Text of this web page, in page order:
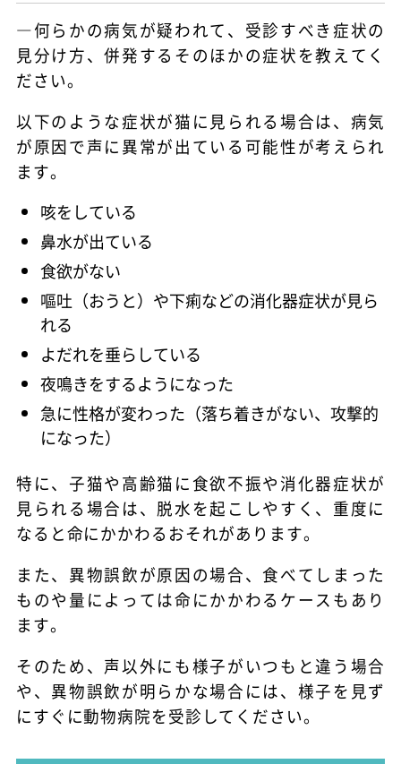
―何らかの病気が疑われて、受診すべき症状の
見分け方、併発するそのほかの症状を教えてく
ださい。
以下のような症状が猫に見られる場合は、病気
が原因で声に異常が出ている可能性が考えられ
ます。
咳をしている
鼻水が出ている
食欲がない
嘔吐（おうと）や下痢などの消化器症状が見ら
れる
よだれを垂らしている
夜鳴きをするようになった
急に性格が変わった（落ち着きがない、攻撃的
になった）
特に、子猫や高齢猫に食欲不振や消化器症状が
見られる場合は、脱水を起こしやすく、重度に
なると命にかかわるおそれがあります。
また、異物誤飲が原因の場合、食べてしまった
ものや量によっては命にかかわるケースもあり
ます。
そのため、声以外にも様子がいつもと違う場合
や、異物誤飲が明らかな場合には、様子を見ず
にすぐに動物病院を受診してください。